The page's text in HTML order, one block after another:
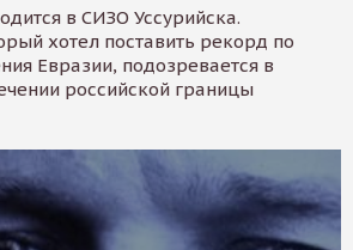
в СИЗО Уссурийска.
хотел поставить рекорд по
Евразии, подозревается в
российской границы